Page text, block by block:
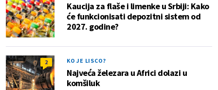
Kaucija za flaše i limenke u Srbiji: Kako
će funkcionisati depozitni sistem od
2027. godine?
2 KO JE LISCO?
Najveća železara u Africi dolazi u
komšiluk